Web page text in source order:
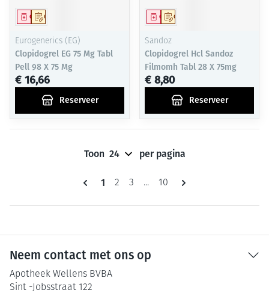
Op voorschrift
Geneesmiddel
Eurogenerics (EG)
Clopidogrel EG 75 Mg Tabl
Pell 98 X 75 Mg
€ 16,66
Reserveer
Op voorschrift
Geneesmiddel
Sandoz
Clopidogrel Hcl Sandoz
Filmomh Tabl 28 X 75mg
€ 8,80
Reserveer
Pagina's
U lees momenteel pagina
1 Pagina
2 Pagina
3 ... Pagina
10
Toon per pagina
Neem contact met ons op
Apotheek Wellens BVBA
Sint -Jobsstraat 122